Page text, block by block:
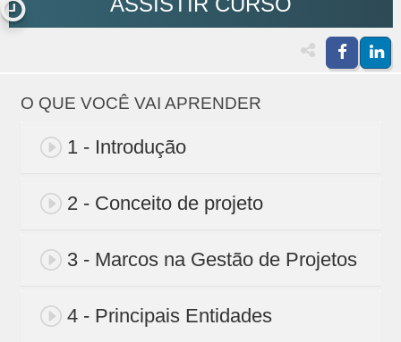
O QUE VOCÊ VAI APRENDER
1 - Introdução
2 - Conceito de projeto
3 - Marcos na Gestão de Projetos
4 - Principais Entidades